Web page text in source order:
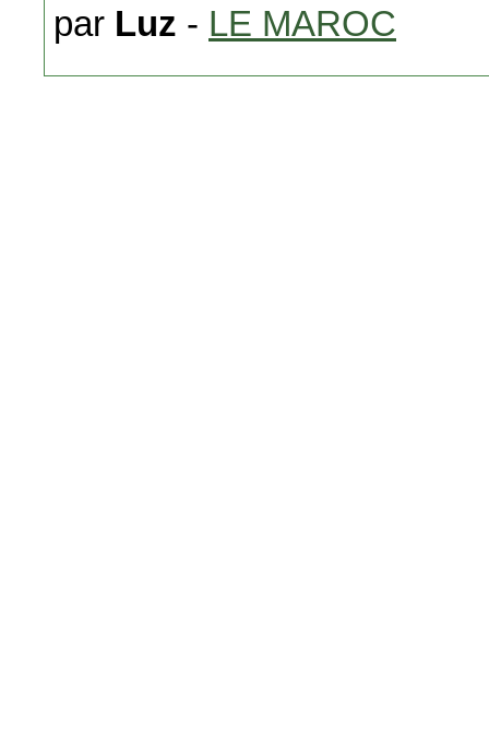
par Luz - LE MAROC